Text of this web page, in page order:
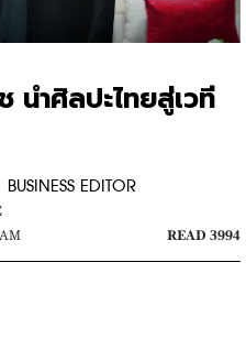
ำศิลปะไทยสู่เวที
EDITOR
READ 3994